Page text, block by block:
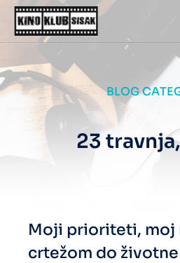
BLOG
23
Moji prioriteti, moj
crtežom do